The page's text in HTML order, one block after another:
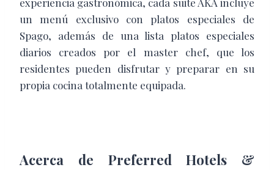
un menú exclusivo con platos especiales de
Spago, además de una lista platos especiales
diarios creados por el master chef, que los
residentes pueden disfrutar y preparar en su
propia cocina totalmente equipada.
Acerca de Preferred Hotels &